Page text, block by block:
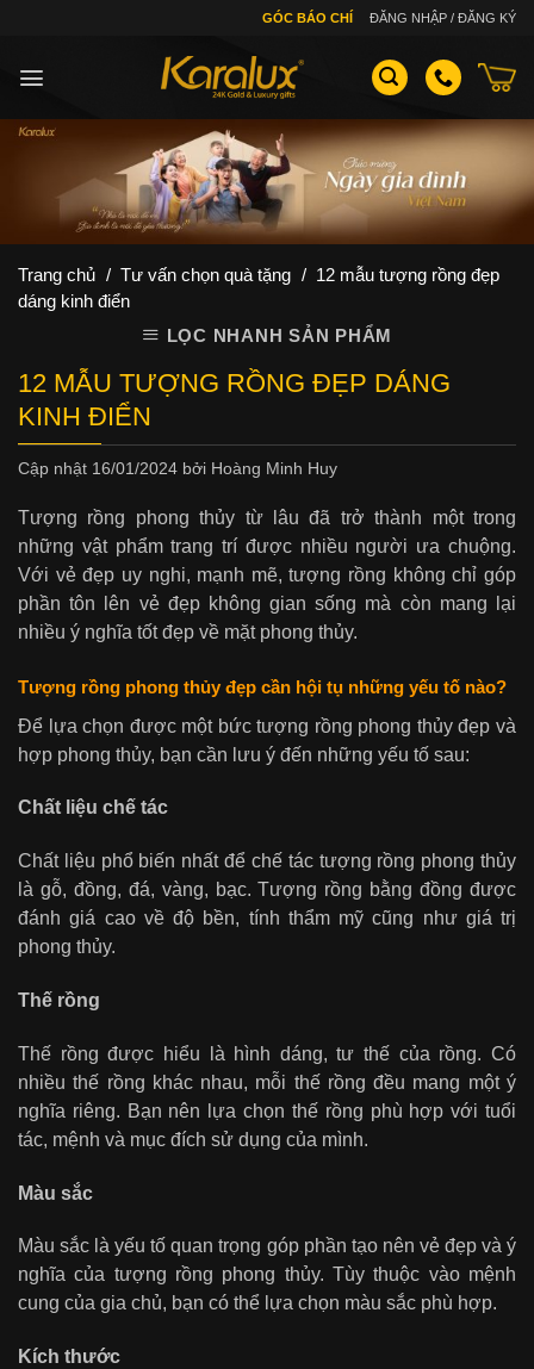
GÓC BÁO CHÍ ĐĂNG NHẬP / ĐĂNG KÝ
Trang chủ / Tư vấn chọn quà tặng / 12 mẫu tượng rồng đẹp
dáng kinh điển
LỌC NHANH SẢN PHẨM
12 MẪU TƯỢNG RỒNG ĐẸP DÁNG
KINH ĐIỂN
Cập nhật 16/01/2024 bởi Hoàng Minh Huy
Tượng rồng phong thủy từ lâu đã trở thành một trong
những vật phẩm trang trí được nhiều người ưa chuộng.
Với vẻ đẹp uy nghi, mạnh mẽ, tượng rồng không chỉ góp
phần tôn lên vẻ đẹp không gian sống mà còn mang lại
nhiều ý nghĩa tốt đẹp về mặt phong thủy.
Tượng rồng phong thủy đẹp cần hội tụ những yếu tố nào?
Để lựa chọn được một bức tượng rồng phong thủy đẹp và
hợp phong thủy, bạn cần lưu ý đến những yếu tố sau:
Chất liệu chế tác
Chất liệu phổ biến nhất để chế tác tượng rồng phong thủy
là gỗ, đồng, đá, vàng, bạc. Tượng rồng bằng đồng được
đánh giá cao về độ bền, tính thẩm mỹ cũng như giá trị
phong thủy.
Thế rồng
Thế rồng được hiểu là hình dáng, tư thế của rồng. Có
nhiều thế rồng khác nhau, mỗi thế rồng đều mang một ý
nghĩa riêng. Bạn nên lựa chọn thế rồng phù hợp với tuổi
tác, mệnh và mục đích sử dụng của mình.
Màu sắc
Màu sắc là yếu tố quan trọng góp phần tạo nên vẻ đẹp và ý
nghĩa của tượng rồng phong thủy. Tùy thuộc vào mệnh
cung của gia chủ, bạn có thể lựa chọn màu sắc phù hợp.
Kích thước